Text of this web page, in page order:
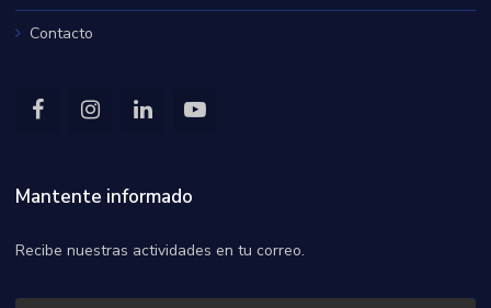
Contacto
Mantente informado
Recibe nuestras actividades en tu correo.